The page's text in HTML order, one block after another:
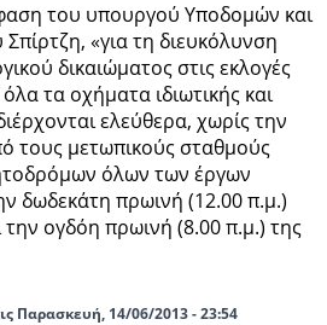
του υπουργού Υποδομών και
«για τη διευκόλυνση
δικαιώματος στις εκλογές
τα οχήματα ιδιωτικής και
ελεύθερα, χωρίς την
τους μετωπικούς σταθμούς
όλων των έργων
δωδεκάτη πρωινή (12.00 π.μ.)
την ογδόη πρωινή (8.00 π.μ.) της
Παρασκευή, 14/06/2013 - 23:54